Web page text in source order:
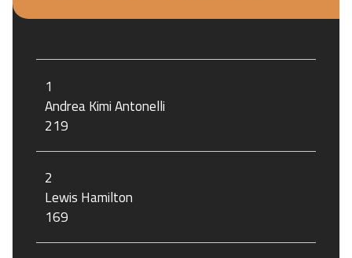
1
Andrea Kimi Antonelli
219
2
Lewis Hamilton
169